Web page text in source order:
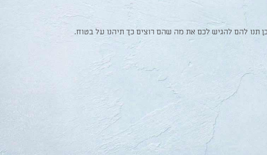
להם להגיש לכם את מה שהם רוצים כך תיהנו על בטוח.